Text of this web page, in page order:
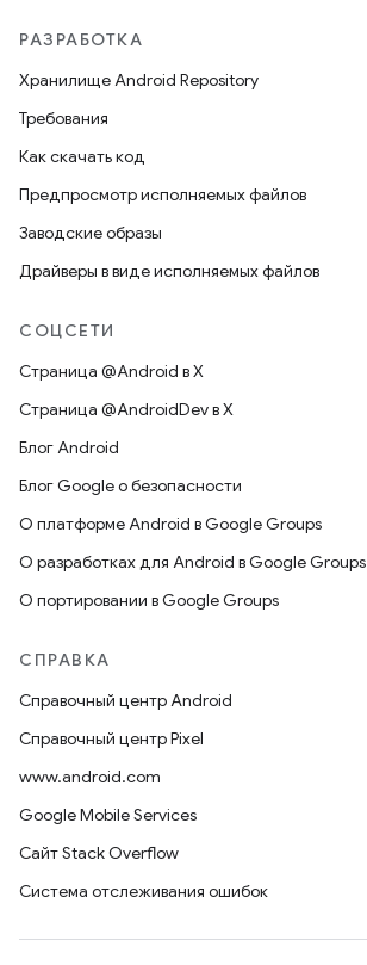
РАЗРАБОТКА
Хранилище Android Repository
Требования
Как скачать код
Предпросмотр исполняемых файлов
Заводские образы
Драйверы в виде исполняемых файлов
СОЦСЕТИ
Страница @Android в X
Страница @AndroidDev в X
Блог Android
Блог Google о безопасности
О платформе Android в Google Groups
О разработках для Android в Google Groups
О портировании в Google Groups
СПРАВКА
Справочный центр Android
Справочный центр Pixel
www.android.com
Google Mobile Services
Сайт Stack Overflow
Система отслеживания ошибок